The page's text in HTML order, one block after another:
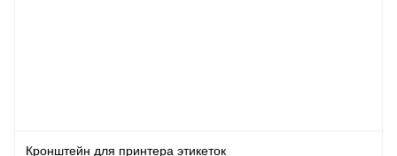
Кронштейн для принтера этикеток